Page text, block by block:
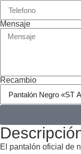
Mensaje
Recambio
El pantalón oficial de